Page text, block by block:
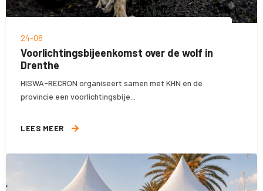
24-08
Voorlichtingsbijeenkomst over de wolf in
Drenthe
HISWA-RECRON organiseert samen met KHN en de
provincie een voorlichtingsbije...
LEES MEER